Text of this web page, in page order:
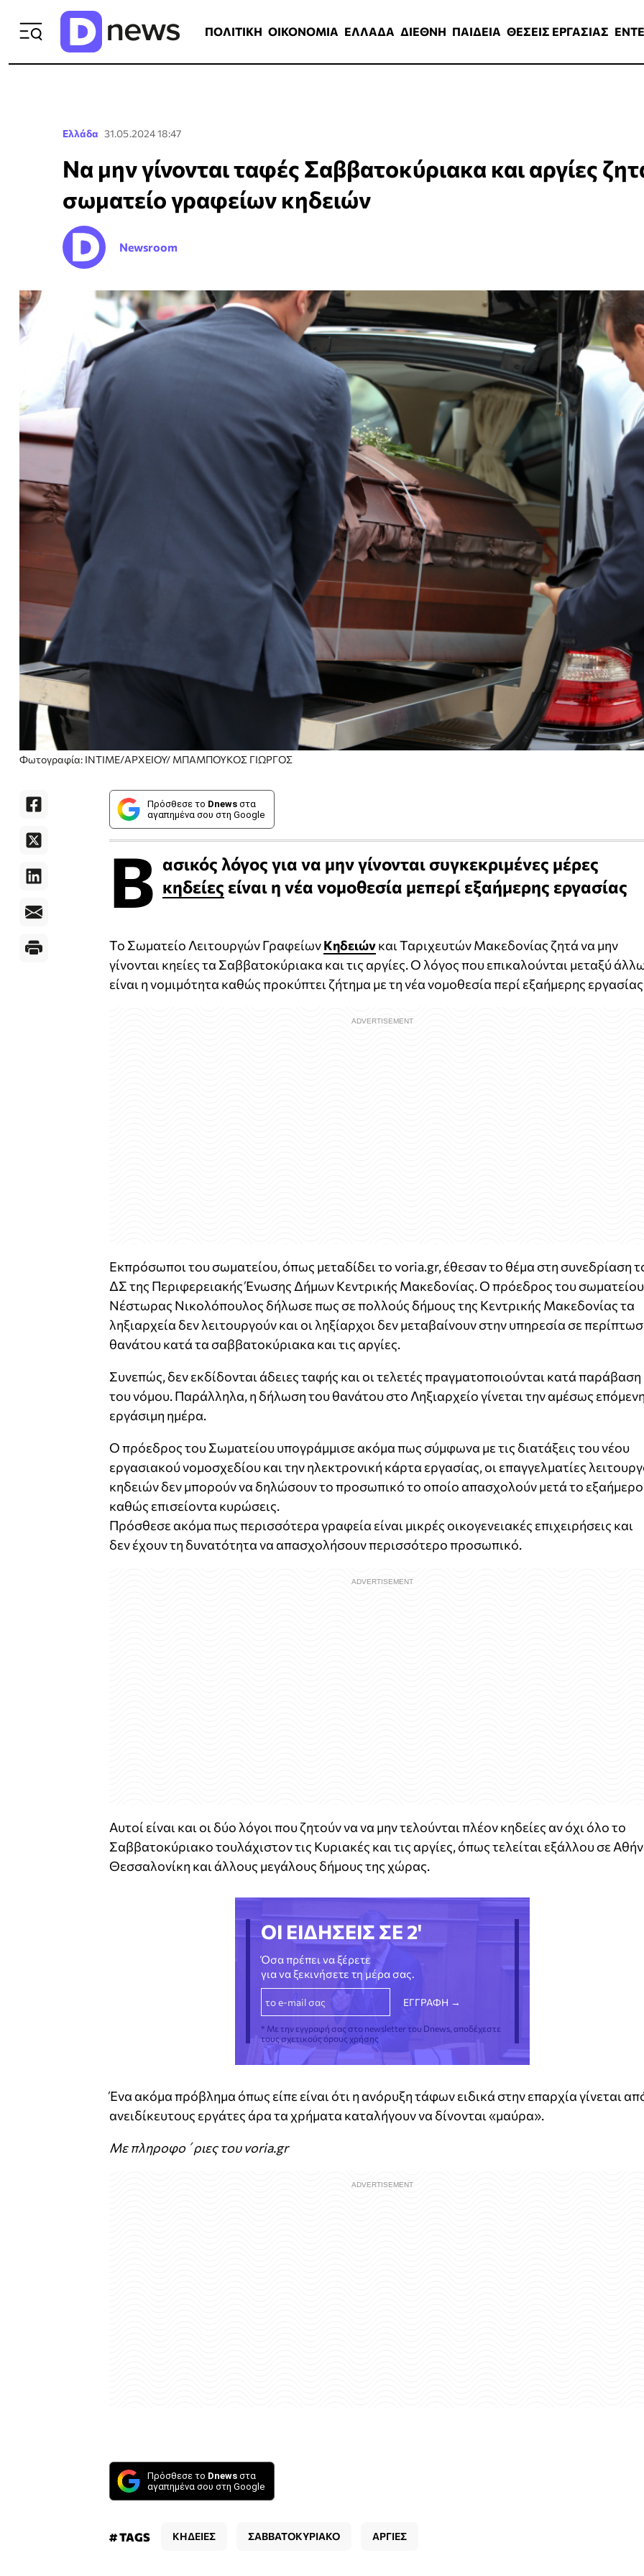
ΠΟΛΙΤΙΚΗ ΟΙΚΟΝΟΜΙΑ ΕΛΛΑΔΑ ΔΙΕΘΝΗ ΠΑΙΔΕΙΑ ΘΕΣΕΙΣ ΕΡΓΑΣΙΑΣ
Ελλάδα 31.05.2024 18:47
Να μην γίνονται ταφές Σαββατοκύριακα και αργίες
σωματείο γραφείων κηδειών
Newsroom
Φωτογραφία: INTIME/ΑΡΧΕΙΟΥ/ ΜΠΑΜΠΟΥΚΟΣ ΓΙΩΡΓΟΣ
Πρόσθεσε το Dnews στα
αγαπημένα σου στη Google
Β ασικός λόγος για να μην γίνονται συγκεκριμένες μέρες
κηδείες είναι η νέα νομοθεσία μεπερί εξαήμερης εργασίας
Το Σωματείο Λειτουργών ΓραφείωνΚηδειώνκαι Ταριχευτών Μακεδονίας ζητά να μην
γίνονται κηείες τα Σαββατοκύριακα και τις αργίες. Ο λόγος που επικαλούνται μεταξύ
είναι η νομιμότητα καθώς προκύπτει ζήτημα με τη νέα νομοθεσία περί εξαήμερης
Εκπρόσωποι του σωματείου, όπως μεταδίδει το voria.gr, έθεσαν το θέμα στη συνεδρίαση
ΔΣ της Περιφερειακής Ένωσης Δήμων Κεντρικής Μακεδονίας. Ο πρόεδρος του
Νέστωρας Νικολόπουλος δήλωσε πως σε πολλούς δήμους της Κεντρικής Μακεδονίας τα
ληξιαρχεία δεν λειτουργούν και οι ληξίαρχοι δεν μεταβαίνουν στην υπηρεσία σε
θανάτου κατά τα σαββατοκύριακα και τις αργίες.
Συνεπώς, δεν εκδίδονται άδειες ταφής και οι τελετές πραγματοποιούνται κατά παράβαση
του νόμου. Παράλληλα, η δήλωση του θανάτου στο Ληξιαρχείο γίνεται την αμέσως
εργάσιμη ημέρα.
Ο πρόεδρος του Σωματείου υπογράμμισε ακόμα πως σύμφωνα με τις διατάξεις του νέου
εργασιακού νομοσχεδίου και την ηλεκτρονική κάρτα εργασίας, οι επαγγελματίες
κηδειών δεν μπορούν να δηλώσουν το προσωπικό το οποίο απασχολούν μετά το εξαήμερο
καθώς επισείοντα κυρώσεις.
Πρόσθεσε ακόμα πως περισσότερα γραφεία είναι μικρές οικογενειακές επιχειρήσεις και
δεν έχουν τη δυνατότητα να απασχολήσουν περισσότερο προσωπικό.
Αυτοί είναι και οι δύο λόγοι που ζητούν να να μην τελούνται πλέον κηδείες αν όχι όλο το
Σαββατοκύριακο τουλάχιστον τις Κυριακές και τις αργίες, όπως τελείται εξάλλου σε
Θεσσαλονίκη και άλλους μεγάλους δήμους της χώρας.
ΟΙ ΕΙΔΗΣΕΙΣ ΣΕ 2'
Όσα πρέπει να ξέρετε
για να ξεκινήσετε τη μέρα σας.
* Με την εγγραφή σας στο newsletter του Dnews, αποδέχεστε
τους σχετικούς όρους χρήσης
Ένα ακόμα πρόβλημα όπως είπε είναι ότι η ανόρυξη τάφων ειδικά στην επαρχία γίνεται
ανειδίκευτους εργάτες άρα τα χρήματα καταλήγουν να δίνονται «μαύρα».
Με πληροφο΄ριες του voria.gr
Πρόσθεσε το Dnews στα
αγαπημένα σου στη Google
# TAGS ΚΗΔΕΙΕΣ ΣΑΒΒΑΤΟΚΥΡΙΑΚΟ ΑΡΓΙΕΣ